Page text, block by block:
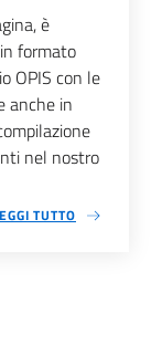
è
formato
OPIS con le
anche in
nel nostro
TUTTO